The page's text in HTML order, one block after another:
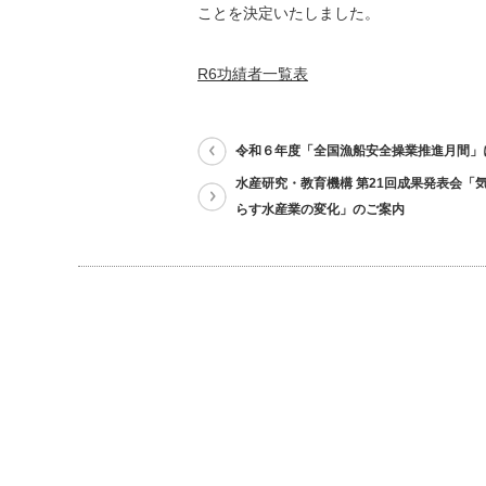
ことを決定いたしました。
R6功績者一覧表
令和６年度「全国漁船安全操業推進月間」
水産研究・教育機構 第21回成果発表会「
らす水産業の変化」のご案内